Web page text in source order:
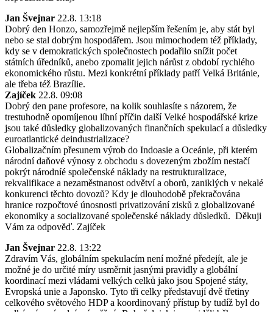
Jan Švejnar 22.8. 13:18
Dobrý den Honzo, samozřejmě nejlepším řešením je, aby stát byl
nebo se stal dobrým hospodářem. Jsou mimochodem též příklady,
kdy se v demokratických společnostech podařilo snížit počet
státních úředníků, anebo zpomalit jejich nárůst z období rychlého
ekonomického růstu. Mezi konkrétní příklady patří Velká Británie,
ale třeba též Brazílie.
Zajíček 22.8. 09:08
Dobrý den pane profesore, na kolik souhlasíte s názorem, že
trestuhodně opomíjenou líhní příčin další Velké hospodářské krize
jsou také důsledky globalizovaných finančních spekulací a důsledky
euroatlantické deindustrializace?
Globalizačním přesunem výrob do Indoasie a Oceánie, při kterém
národní daňové výnosy z obchodu s dovezeným zbožím nestačí
pokrýt národníé společenské náklady na restrukturalizace,
rekvalifikace a nezaměstnanost odvětví a oborů, zaniklých v nekalé
konkurenci těchto dovozů? Kdy je dlouhodobě překračována
hranice rozpočtové únosnosti privatizování zisků z globalizované
ekonomiky a socializované společenské náklady důsledků. Děkuji
Vám za odpověď. Zajíček
Jan Švejnar 22.8. 13:22
Zdravím Vás, globálním spekulacím není možné předejít, ale je
možné je do určité míry usměrnit jasnými pravidly a globální
koordinací mezi vládami velkých celků jako jsou Spojené státy,
Evropská unie a Japonsko. Tyto tři celky představují dvě třetiny
celkového světového HDP a koordinovaný přístup by tudíž byl do